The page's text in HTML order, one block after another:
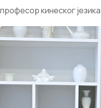
професор кинеског језика